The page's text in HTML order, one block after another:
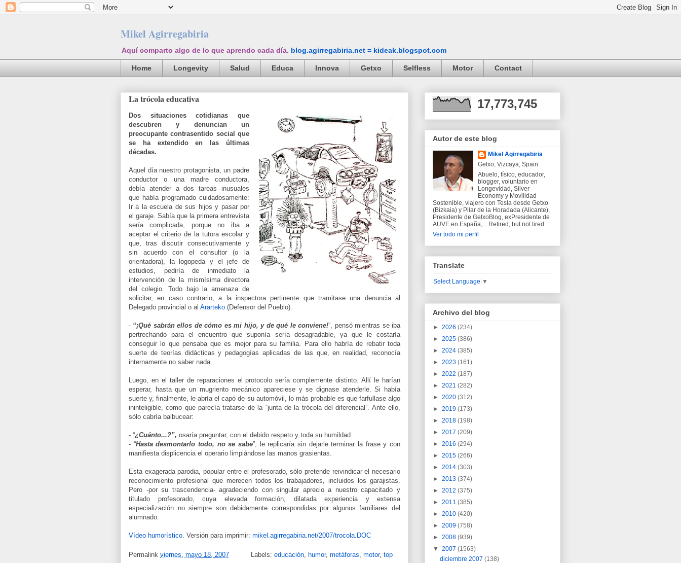
Mikel Agirregabiria
Aquí comparto algo de lo que aprendo cada día. blog.agirregabiria.net = kideak.blogspot.com
Home Longevity Salud Educa Innova Getxo Selfless Motor Contact
La trócola educativa
Dos situaciones cotidianas que
descubren y denuncian un
preocupante contrasentido social que
se ha extendido en las últimas
décadas.
Aquel día nuestro protagonista, un padre
conductor o una madre conductora,
debía atender a dos tareas inusuales
que había programado cuidadosamente:
Ir a la escuela de sus hijos y pasar por
el garaje. Sabía que la primera entrevista
sería complicada, porque no iba a
aceptar el criterio de la tutora escolar y
que, tras discutir consecutivamente y
sin acuerdo con el consultor (o la
orientadora), la logopeda y el jefe de
estudios, pediría de inmediato la
intervención de la mismísima directora
del colegio. Todo bajo la amenaza de
solicitar, en caso contrario, a la inspectora pertinente que tramitase una denuncia al
Delegado provincial o al Ararteko (Defensor del Pueblo).
- “¡Qué sabrán ellos de cómo es mi hijo, y de qué le conviene!”, pensó mientras se iba
pertrechando para el encuentro que suponía sería desagradable, ya que le costaría
conseguir lo que pensaba que es mejor para su familia. Para ello habría de rebatir toda
suerte de teorías didácticas y pedagogías aplicadas de las que, en realidad, reconocía
internamente no saber nada.
Luego, en el taller de reparaciones el protocolo sería complemente distinto. Allí le harían
esperar, hasta que un mugriento mecánico apareciese y se dignase atenderle. Si había
suerte y, finalmente, le abría el capó de su automóvil, lo más probable es que farfullase algo
ininteligible, como que parecía tratarse de la “junta de la trócola del diferencial”. Ante ello,
sólo cabría balbucear:
- “¿Cuánto...?”, osaría preguntar, con el debido respeto y toda su humildad.
- “Hasta desmontarlo todo, no se sabe”, le replicaría sin dejarle terminar la frase y con
manifiesta displicencia el operario limpiándose las manos grasientas.
Esta exagerada parodia, popular entre el profesorado, sólo pretende reivindicar el necesario
reconocimiento profesional que merecen todos los trabajadores, incluidos los garajistas.
Pero -por su trascendencia- agradeciendo con singular aprecio a nuestro capacitado y
titulado profesorado, cuya elevada formación, dilatada experiencia y extensa
especialización no siempre son debidamente correspondidas por algunos familiares del
alumnado.
Vídeo humorístico . Versión para imprimir: mikel.agirregabiria.net/2007/trocola.DOC
Permalink viernes, mayo 18, 2007 Labels: educación, humor, metáforas, motor, top
17,773,745
Autor de este blog
Mikel Agirregabiria
Getxo, Vizcaya, Spain
Abuelo, físico, educador,
blogger, voluntario en
Longevidad, Silver
Economy y Movilidad
Sostenible, viajero con Tesla desde Getxo
(Bizkaia) y Pilar de la Horadada (Alicante),
Presidente de GetxoBlog, exPresidente de
AUVE en España,... Retired, but not tired.
Ver todo mi perfil
Translate
Select Language ▼
Archivo del blog
► 2026 (234)
► 2025 (386)
► 2024 (385)
► 2023 (161)
► 2022 (187)
► 2021 (282)
► 2020 (312)
► 2019 (173)
► 2018 (198)
► 2017 (209)
► 2016 (294)
► 2015 (266)
► 2014 (303)
► 2013 (374)
► 2012 (375)
► 2011 (385)
► 2010 (420)
► 2009 (758)
► 2008 (939)
▼ 2007 (1563)
diciembre 2007(138)